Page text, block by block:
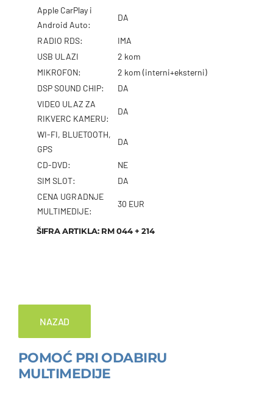
Apple CarPlay i
Android Auto:
DA
RADIO RDS:
IMA
USB ULAZI
2 kom
MIKROFON:
2 kom (interni+eksterni)
DSP SOUND CHIP:
DA
VIDEO ULAZ ZA
RIKVERC KAMERU:
DA
WI-FI, BLUETOOTH,
GPS
DA
CD-DVD:
NE
SIM SLOT:
DA
CENA UGRADNJE
MULTIMEDIJE:
30 EUR
ŠIFRA ARTIKLA: RM 044 + 214
NAZAD
POMOĆ PRI ODABIRU
MULTIMEDIJE